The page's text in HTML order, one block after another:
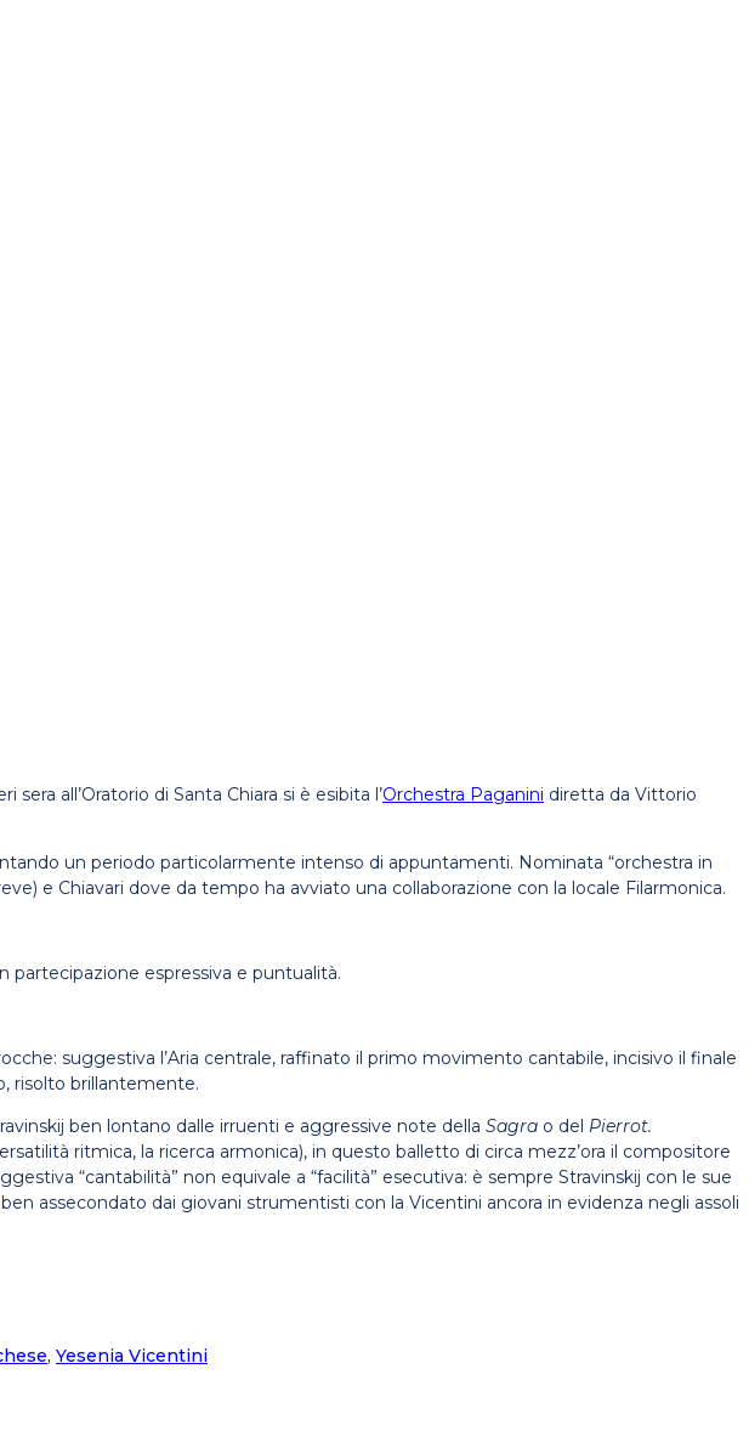
sera all’Oratorio di Santa Chiara si è esibita l’Orchestra Paganini diretta da Vittorio
un periodo particolarmente intenso di appuntamenti. Nominata “orchestra in
e Chiavari dove da tempo ha avviato una collaborazione con la locale Filarmonica.
partecipazione espressiva e puntualità.
suggestiva l’Aria centrale, raffinato il primo movimento cantabile, incisivo il finale
risolto brillantemente.
ben lontano dalle irruenti e aggressive note della Sagra o del Pierrot.
ritmica, la ricerca armonica), in questo balletto di circa mezz’ora il compositore
“cantabilità” non equivale a “facilità” esecutiva: è sempre Stravinskij con le sue
assecondato dai giovani strumentisti con la Vicentini ancora in evidenza negli assoli
, Yesenia Vicentini